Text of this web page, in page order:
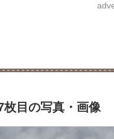
目の写真・画像